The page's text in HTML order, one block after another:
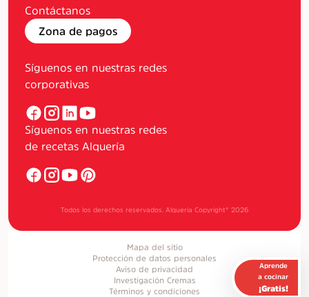
Contáctanos
Zona de pagos
Síguenos en nuestras redes
corporativas
Síguenos en nuestras redes
de recetas Alquería
Todos los derechos reservados. Alquería Copyright® 2026
Mapa del sitio
Protección de datos personales
Aviso de privacidad
Investigación Cremas
Términos y condiciones
Aprende
a cocinar
¡Gratis!